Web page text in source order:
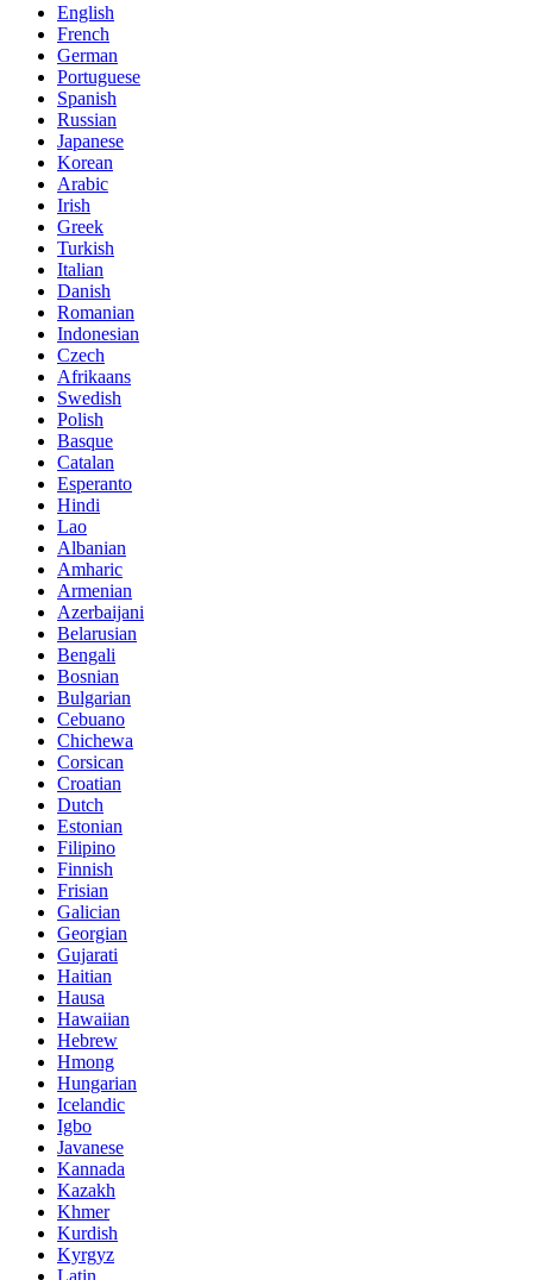
English
French
German
Portuguese
Spanish
Russian
Japanese
Korean
Arabic
Irish
Greek
Turkish
Italian
Danish
Romanian
Indonesian
Czech
Afrikaans
Swedish
Polish
Basque
Catalan
Esperanto
Hindi
Lao
Albanian
Amharic
Armenian
Azerbaijani
Belarusian
Bengali
Bosnian
Bulgarian
Cebuano
Chichewa
Corsican
Croatian
Dutch
Estonian
Filipino
Finnish
Frisian
Galician
Georgian
Gujarati
Haitian
Hausa
Hawaiian
Hebrew
Hmong
Hungarian
Icelandic
Igbo
Javanese
Kannada
Kazakh
Khmer
Kurdish
Kyrgyz
Latin